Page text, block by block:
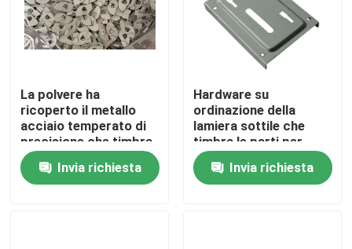
Casa
La polvere ha
ricoperto il metallo
acciaio temperato di
precisione che timbra
lo spessore delle parti
1.0mmInvia richiesta
Hardware su
ordinazione della
lamiera sottile che
timbra le parti per
automobilistico
Invia richiesta